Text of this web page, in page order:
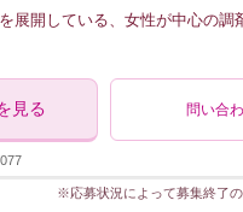
展開している、女性が中心の調
見る 問い合
※応募状況によって募集終了の